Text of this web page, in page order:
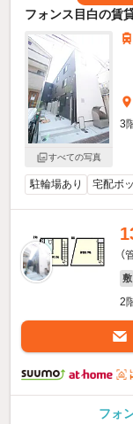
フォンス目白の賃
すべての写真
3
駐輪場あり 宅配ボ
（
敷
2
フォ